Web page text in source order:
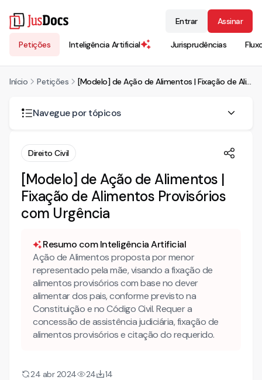
Petições Inteligência Artificial Jurisprudências
Entrar Assinar
Início Petições [Modelo] de Ação de Alimentos | Fixação de Alimentos Provisórios com Urgência
Navegue por tópicos
AÇÃO DE ALIMENTOS COM PEDIDO LIMINAR DE FIXAÇÃO
DE ALIMENTOS PROVISÓRIOS
EM PRELIMINAR – BENEFÍCIOS DA ASSISTÊNCIA JUDICIÁRIA
FATOS E DIREITO
Direito Civil
[Modelo] de Ação de Alimentos |
Fixação de Alimentos Provisórios
com Urgência
Resumo com Inteligência Artificial
Ação de Alimentos proposta por menor
representado pela mãe, visando a fixação de
alimentos provisórios com base no dever
alimentar dos pais, conforme previsto na
Constituição e no Código Civil. Requer a
concessão de assistência judiciária, fixação de
alimentos provisórios e citação do requerido.
24 abr 2024 24 14